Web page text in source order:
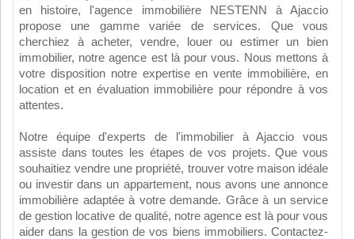
en histoire, l'agence immobilière NESTENN à Ajaccio
propose une gamme variée de services. Que vous
cherchiez à acheter, vendre, louer ou estimer un bien
immobilier, notre agence est là pour vous. Nous mettons à
votre disposition notre expertise en vente immobilière, en
location et en évaluation immobilière pour répondre à vos
attentes.
Notre équipe d'experts de l'immobilier à Ajaccio vous
assiste dans toutes les étapes de vos projets. Que vous
souhaitiez vendre une propriété, trouver votre maison idéale
ou investir dans un appartement, nous avons une annonce
immobilière adaptée à votre demande. Grâce à un service
de gestion locative de qualité, notre agence est là pour vous
aider dans la gestion de vos biens immobiliers. Contactez-